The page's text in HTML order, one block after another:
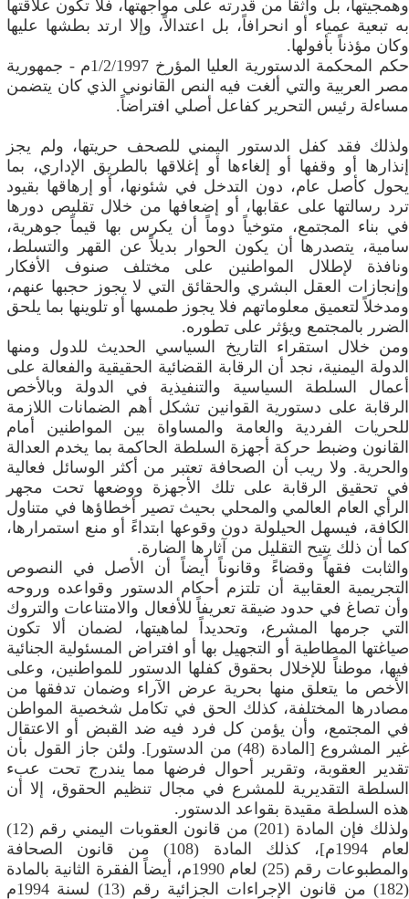
وهمجيتها، بل واثقاً من قدرته على مواجهتها، فلا تكون علاقتها
به تبعية عمياء أو انحرافاً، بل اعتدالاً، وإلا ارتد بطشها عليها
وكان مؤذناً بأفولها.
حكم المحكمة الدستورية العليا المؤرخ 1/2/1997م - جمهورية
مصر العربية والتي ألغت فيه النص القانوني الذي كان يتضمن
مساءلة رئيس التحرير كفاعل أصلي افتراضاً.
ولذلك فقد كفل الدستور اليمني للصحف حريتها، ولم يجز
إنذارها أو وقفها أو إلغاءها أو إغلاقها بالطريق الإداري، بما
يحول كأصل عام، دون التدخل في شئونها، أو إرهاقها بقيود
ترد رسالتها على عقابها، أو إضعافها من خلال تقليص دورها
في بناء المجتمع، متوخياً دوماً أن يكرس بها قيماً جوهرية،
سامية، يتصدرها أن يكون الحوار بديلاً عن القهر والتسلط،
ونافذة لإطلال المواطنين على مختلف صنوف الأفكار
وإنجازات العقل البشري والحقائق التي لا يجوز حجبها عنهم،
ومدخلاً لتعميق معلوماتهم فلا يجوز طمسها أو تلوينها بما يلحق
الضرر بالمجتمع ويؤثر على تطوره.
ومن خلال استقراء التاريخ السياسي الحديث للدول ومنها
الدولة اليمنية، نجد أن الرقابة القضائية الحقيقية والفعالة على
أعمال السلطة السياسية والتنفيذية في الدولة وبالأخص
الرقابة على دستورية القوانين تشكل أهم الضمانات اللازمة
للحريات الفردية والعامة والمساواة بين المواطنين أمام
القانون وضبط حركة أجهزة السلطة الحاكمة بما يخدم العدالة
والحرية. ولا ريب أن الصحافة تعتبر من أكثر الوسائل فعالية
في تحقيق الرقابة على تلك الأجهزة ووضعها تحت مجهر
الرأي العام العالمي والمحلي بحيث تصير أخطاؤها في متناول
الكافة، فيسهل الحيلولة دون وقوعها ابتداءً أو منع استمرارها،
كما أن ذلك يتيح التقليل من آثارها الضارة.
والثابت فقهاً وقضاءً وقانوناً أيضاً أن الأصل في النصوص
التجريمية العقابية أن تلتزم أحكام الدستور وقواعده وروحه
وأن تصاغ في حدود ضيقة تعريفاً للأفعال والامتناعات والتروك
التي جرمها المشرع، وتحديداً لماهيتها، لضمان ألا تكون
صياغتها المطاطية أو التجهيل بها أو افتراض المسئولية الجنائية
فيها، موطناً للإخلال بحقوق كفلها الدستور للمواطنين، وعلى
الأخص ما يتعلق منها بحرية عرض الآراء وضمان تدفقها من
مصادرها المختلفة، كذلك الحق في تكامل شخصية المواطن
في المجتمع، وأن يؤمن كل فرد فيه ضد القبض أو الاعتقال
غير المشروع [المادة (48) من الدستور]. ولئن جاز القول بأن
تقدير العقوبة، وتقرير أحوال فرضها مما يندرج تحت عبء
السلطة التقديرية للمشرع في مجال تنظيم الحقوق، إلا أن
هذه السلطة مقيدة بقواعد الدستور.
ولذلك فإن المادة (201) من قانون العقوبات اليمني رقم (12)
لعام 1994م]، كذلك المادة (108) من قانون الصحافة
والمطبوعات رقم (25) لعام 1990م، أيضاً الفقرة الثانية بالمادة
(182) من قانون الإجراءات الجزائية رقم (13) لسنة 1994م